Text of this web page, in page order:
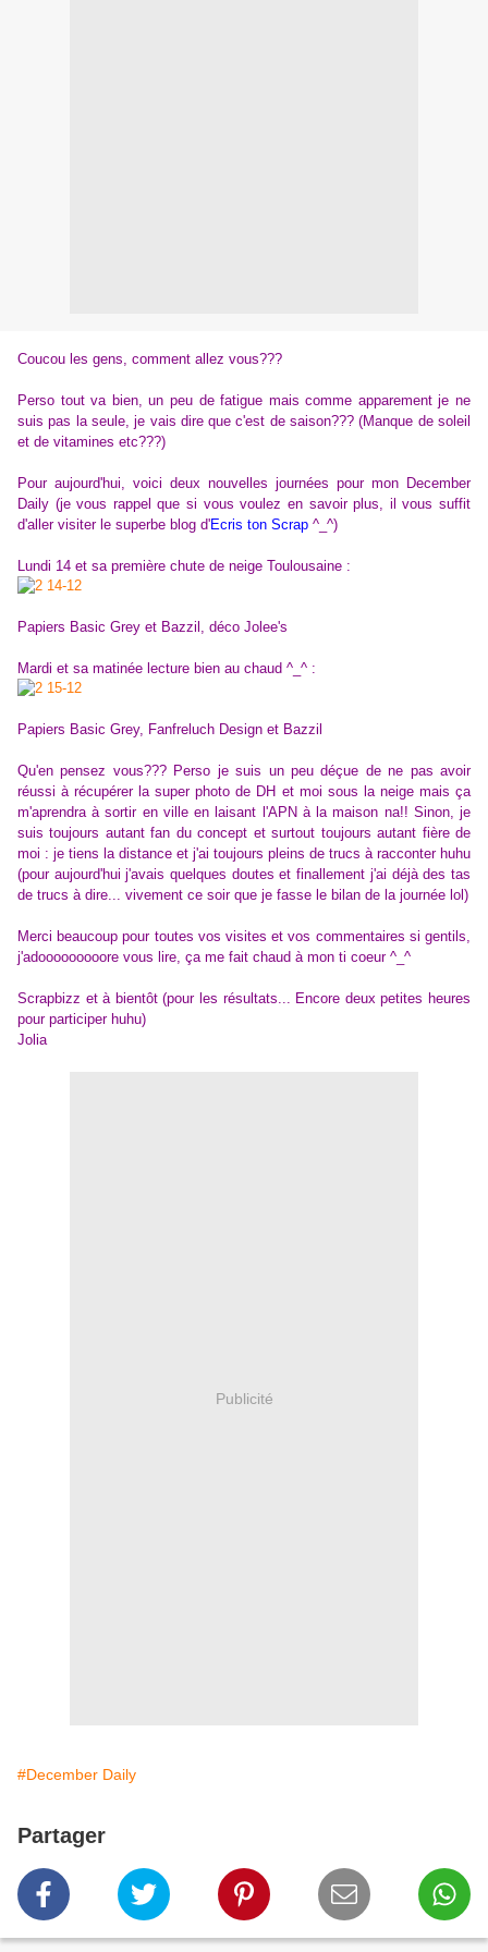
Coucou les gens, comment allez vous???
Perso tout va bien, un peu de fatigue mais comme apparement je ne
suis pas la seule, je vais dire que c'est de saison??? (Manque de soleil
et de vitamines etc???)
Pour aujourd'hui, voici deux nouvelles journées pour mon December
Daily (je vous rappel que si vous voulez en savoir plus, il vous suffit
d'aller visiter le superbe blog d'Ecris ton Scrap ^_^)
Lundi 14 et sa première chute de neige Toulousaine :
Papiers Basic Grey et Bazzil, déco Jolee's
Mardi et sa matinée lecture bien au chaud ^_^ :
Papiers Basic Grey, Fanfreluch Design et Bazzil
Qu'en pensez vous??? Perso je suis un peu déçue de ne pas avoir
réussi à récupérer la super photo de DH et moi sous la neige mais ça
m'aprendra à sortir en ville en laisant l'APN à la maison na!! Sinon, je
suis toujours autant fan du concept et surtout toujours autant fière de
moi : je tiens la distance et j'ai toujours pleins de trucs à racconter huhu
(pour aujourd'hui j'avais quelques doutes et finallement j'ai déjà des tas
de trucs à dire... vivement ce soir que je fasse le bilan de la journée lol)
Merci beaucoup pour toutes vos visites et vos commentaires si gentils,
j'adooooooooore vous lire, ça me fait chaud à mon ti coeur ^_^
Scrapbizz et à bientôt (pour les résultats... Encore deux petites heures
pour participer huhu)
Jolia
Publicité
#December Daily
Partager